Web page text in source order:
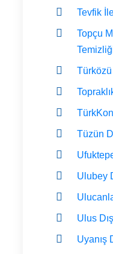
Tevfik
Topçu
Türközü
Tüzün
Ulubey
Ulus
Uyanış